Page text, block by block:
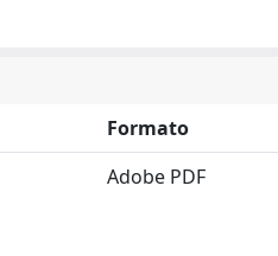
Formato
Adobe PDF